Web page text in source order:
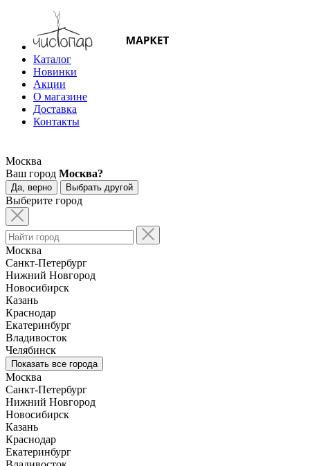
Каталог
Новинки
Акции
О магазине
Доставка
Контакты
Москва
Ваш город Москва?
Да, верно Выбрать другой
Выберите город
Москва
Санкт-Петербург
Нижний Новгород
Новосибирск
Казань
Краснодар
Екатеринбург
Владивосток
Челябинск
Показать все города
Москва
Санкт-Петербург
Нижний Новгород
Новосибирск
Казань
Краснодар
Екатеринбург